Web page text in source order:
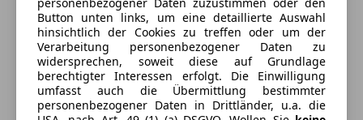
Kraftstoffverbrauch
5,20l/100 km (komb.)
CO₂-Emissionen
117 g/km (komb.)
Ausstattung
Button unten links, um eine detaillierte Auswahl
hinsichtlich der Cookies zu treffen oder um der
Verarbeitung personenbezogener Daten zu
widersprechen, soweit diese auf Grundlage
berechtigter Interessen erfolgt. Die Einwilligung
umfasst auch die Übermittlung bestimmter
personenbezogener Daten in Drittländer, u.a. die